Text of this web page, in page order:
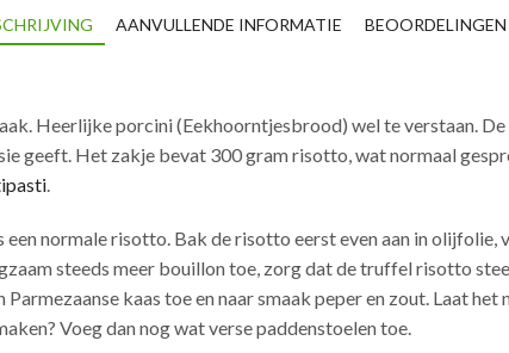
AANVULLENDE INFORMATIE BEOORDELINGEN
Heerlijke porcini (Eekhoorntjesbrood) wel te verstaan.
geeft. Het zakje bevat 300 gram risotto, wat normaal
.
normale risotto. Bak de risotto eerst even aan in olijfolie,
steeds meer bouillon toe, zorg dat de truffel risotto
kaas toe en naar smaak peper en zout. Laat
Voeg dan nog wat verse paddenstoelen toe.